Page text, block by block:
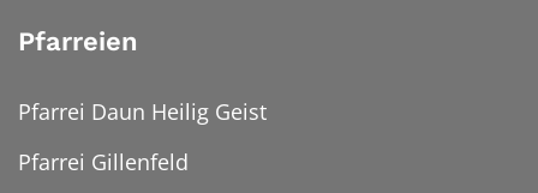
Pfarreien
Pfarrei Daun Heilig Geist
Pfarrei Gillenfeld